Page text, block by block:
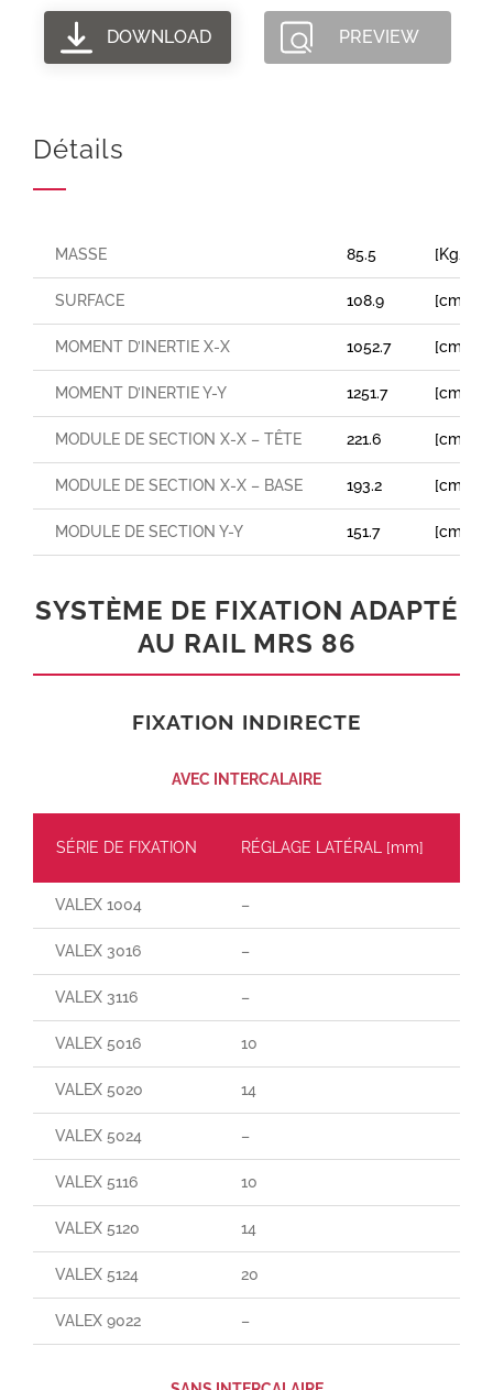
DOWNLOAD PREVIEW
Détails
MASSE 85.5 [Kg/m]
SURFACE 108.9 [cm²]
MOMENT D’INERTIE X-X 1052.7 [cm⁴]
MOMENT D’INERTIE Y-Y 1251.7 [cm⁴]
MODULE DE SECTION X-X – TÊTE 221.6 [cm³]
MODULE DE SECTION X-X – BASE 193.2 [cm³]
MODULE DE SECTION Y-Y 151.7 [cm³]
SYSTÈME DE FIXATION ADAPTÉ
AU RAIL MRS 86
FIXATION INDIRECTE
AVEC INTERCALAIRE
SÉRIE DE FIXATION RÉGLAGE LATÉRAL [mm]
VALEX 1004 –
VALEX 3016 –
VALEX 3116 –
VALEX 5016 10
VALEX 5020 14
VALEX 5024 –
VALEX 5116 10
VALEX 5120 14
VALEX 5124 20
VALEX 9022 –